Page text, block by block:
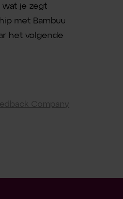
wat je zegt
met Bambuu
het volgende
Company